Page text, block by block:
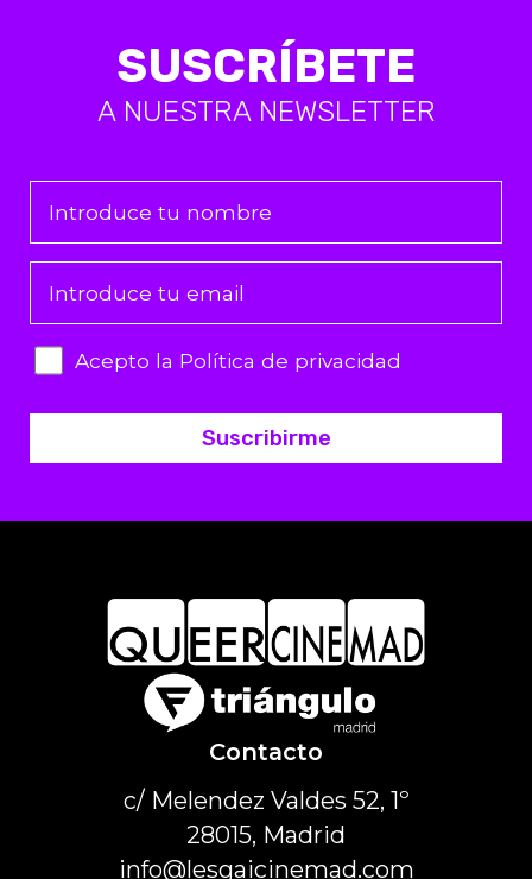
SUSCRÍBETE
A NUESTRA NEWSLETTER
Acepto la Política de privacidad
Suscribirme
Contacto
c/ Melendez Valdes 52, 1º
28015, Madrid
info@lesgaicinemad.com